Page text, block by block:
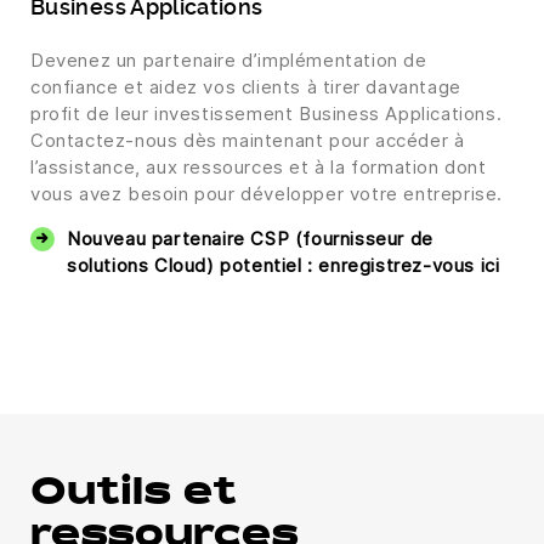
Business Applications
Devenez un partenaire d’implémentation de
confiance et aidez vos clients à tirer davantage
profit de leur investissement Business Applications.
Contactez-nous dès maintenant pour accéder à
l’assistance, aux ressources et à la formation dont
vous avez besoin pour développer votre entreprise.
Nouveau partenaire CSP (fournisseur de
solutions Cloud) potentiel : enregistrez-vous ici
Outils et